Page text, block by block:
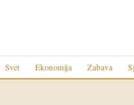
Svet Ekonomija Zabava